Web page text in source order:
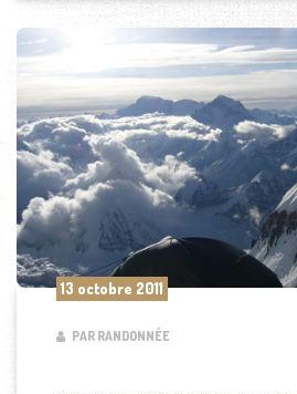
13 octobre 2011
PAR RANDONNÉE